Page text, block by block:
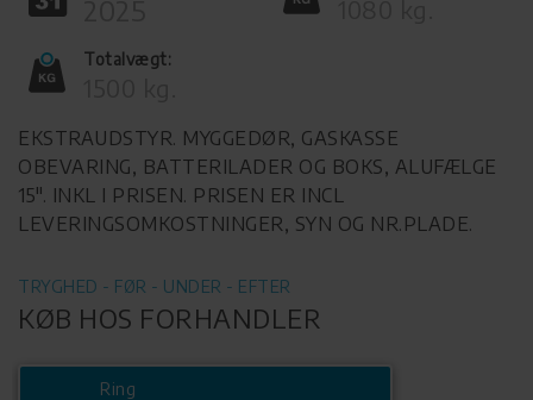
Totalvægt:
EKSTRAUDSTYR. MYGGEDØR, GASKASSE
OBEVARING, BATTERILADER OG BOKS, ALUFÆLGE
15". INKL I PRISEN. PRISEN ER INCL
LEVERINGSOMKOSTNINGER, SYN OG NR.PLADE.
TRYGHED - FØR - UNDER - EFTER
KØB HOS FORHANDLER
Ring